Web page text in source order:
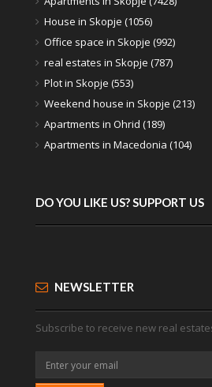
House in Skopje (1056)
Office space in Skopje (992)
real estates in Skopje (787)
Plot in Skopje (553)
Weekend house in Skopje (213)
Apartments in Ohrid (189)
Apartments in Macedonia (104)
DO YOU LIKE US? SUPPORT US
NEWSLETTER
Subscribe to receive new real